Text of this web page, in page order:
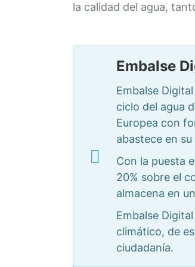
la calidad del agua,
Embalse
Embalse
ciclo del agua
Europea con
abastece en
Con la puesta
20% sobre el
almacena en
Embalse
climático, de
ciudadanía.